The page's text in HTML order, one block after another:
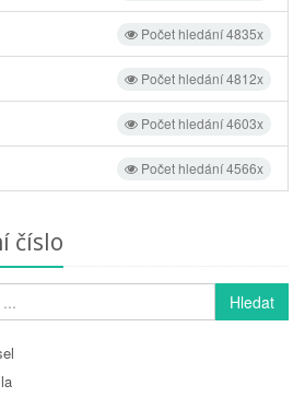
Počet hledání 4835x
Počet hledání 4812x
Počet hledání 4603x
Počet hledání 4566x
číslo
Hledat